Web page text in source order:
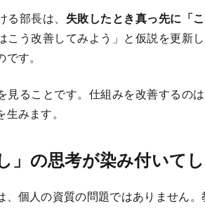
部長は、 失敗したとき真っ先に「
こう改善してみよう」と仮説を更新
す。
ることです。仕組みを改善するの
みます。
」の思考が染み付いて
個人の資質の問題ではありません。